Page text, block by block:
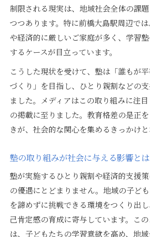
制限される現実は、地域社会全体の課
つつあります。特に前橋大島駅周辺で
や経済的に厳しいご家庭が多く、学習
するケースが目立っています。
こうした現状を受けて、塾は「誰もが
づくり」を目指し、ひとり親割などの
ました。メディアはこの取り組みに注
の掲載に至りました。教育格差の是正
きが、社会的な関心を集めるきっかけと
塾の取り組みが社会に与える影響とは
塾が実施するひとり親割や経済的支援
の優遇にとどまりません。地域の子ど
を諦めずに挑戦できる環境をつくり出
己肯定感の育成に寄与しています。こ
は、子どもたちの学習意欲を高め、地